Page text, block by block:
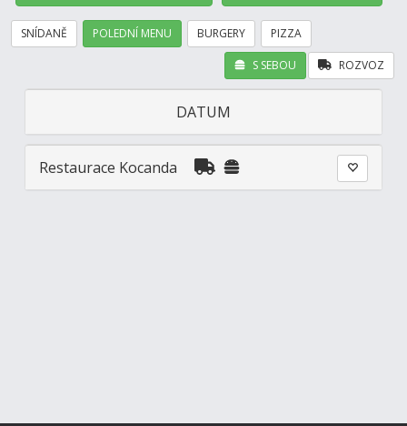
SNÍDANĚ POLEDNÍ MENU BURGERY PIZZA
ROZVOZ
S SEBOU
DATUM
Restaurace Kocanda